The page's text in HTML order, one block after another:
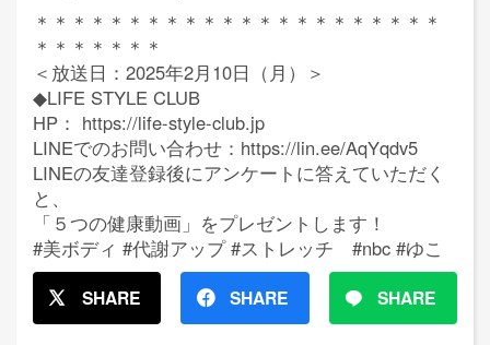
＊＊＊＊＊＊＊＊＊＊＊＊＊＊＊＊＊＊＊＊＊＊
＊＊＊＊＊＊＊
＜放送日：2025年2月10日（月）＞
◆LIFE STYLE CLUB
HP： https://life-style-club.jp
LINEでのお問い合わせ：https://lin.ee/AqYqdv5
LINEの友達登録後にアンケートに答えていただく
と、
「５つの健康動画」をプレゼントします！
#美ボディ #代謝アップ #ストレッチ #nbc #ゆこ
SHARE SHARE SHARE